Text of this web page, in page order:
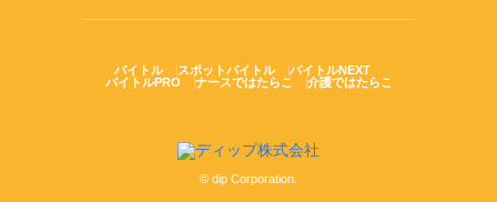
バイトル スポットバイトル
バイトルNEXT
バイトルPRO
ナースではたらこ 介護ではたらこ
© dip Corporation.